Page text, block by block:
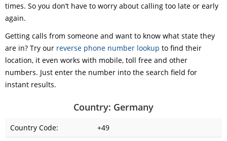
times. So you don’t have to worry about calling too late or early
again.
Getting calls from someone and want to know what state they
are in? Try our reverse phone number lookup to find their
location, it even works with mobile, toll free and other
numbers. Just enter the number into the search field for
instant results.
Country: Germany
Country Code:
+49